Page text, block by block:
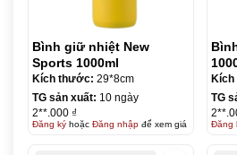
Bình giữ nhiệt New
Sports 1000ml
Kích thước: 29*8cm
TG sản xuất: 10 ngày
2**.000 ₫
Đăng kýhoặc Đăng nhậpđể xem giá
TG
Đăng